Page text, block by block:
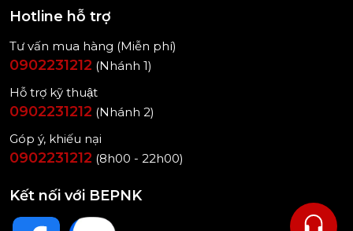
Hotline hỗ trợ
Tư vấn mua hàng (Miễn phí)
0902231212 (Nhánh 1)
Hỗ trợ kỹ thuật
0902231212 (Nhánh 2)
Góp ý, khiếu nại
0902231212 (8h00 - 22h00)
Kết nối với BEPNK